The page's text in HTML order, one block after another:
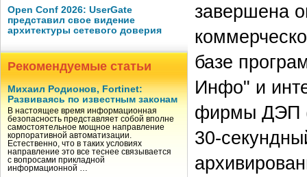
Open Conf 2026: UserGate
представил свое видение
архитектуры сетевого доверия
Рекомендуемые статьи
Михаил Родионов, Fortinet:
Развиваясь по известным законам
В настоящее время информационная
безопасность представляет собой вполне
самостоятельное мощное направление
корпоративной автоматизации.
Естественно, что в таких условиях
направление это все теснее связывается
с вопросами прикладной
информационной …
завершена
базе
Инфо" и
фирмы ДЭП
30-